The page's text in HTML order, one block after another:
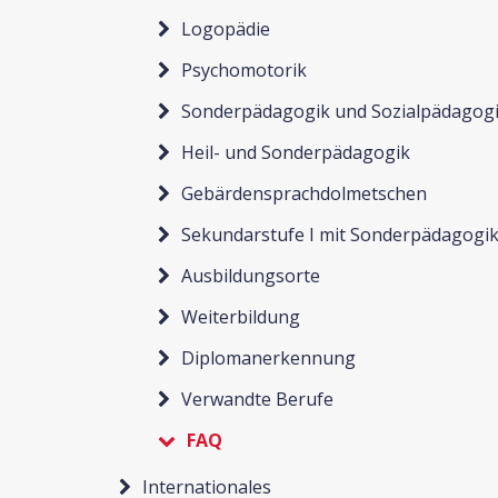
Logopädie
Psychomotorik
Sonderpädagogik und
Heil- und Sonderpädagogik
Gebärdensprachdolmetschen
Sekundarstufe I mit Sonderpädagogik
Ausbildungsorte
Weiterbildung
Diplomanerkennung
Verwandte Berufe
FAQ
Internationales